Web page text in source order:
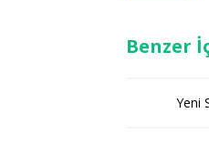
Benzer
Yeni